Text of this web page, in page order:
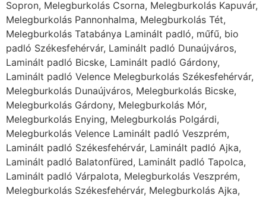
Sopron, Melegburkolás Csorna, Melegburkolás Kapuvár,
Melegburkolás Pannonhalma, Melegburkolás Tét,
Melegburkolás Tatabánya Laminált padló, műfű, bio
padló Székesfehérvár, Laminált padló Dunaújváros,
Laminált padló Bicske, Laminált padló Gárdony,
Laminált padló Velence Melegburkolás Székesfehérvár,
Melegburkolás Dunaújváros, Melegburkolás Bicske,
Melegburkolás Gárdony, Melegburkolás Mór,
Melegburkolás Enying, Melegburkolás Polgárdi,
Melegburkolás Velence Laminált padló Veszprém,
Laminált padló Székesfehérvár, Laminált padló Ajka,
Laminált padló Balatonfüred, Laminált padló Tapolca,
Laminált padló Várpalota, Melegburkolás Veszprém,
Melegburkolás Székesfehérvár, Melegburkolás Ajka,